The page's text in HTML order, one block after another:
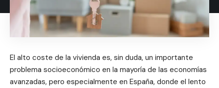
El alto coste de la vivienda es, sin duda, un importante
problema socioeconómico en la mayoría de las economías
avanzadas, pero especialmente en España, donde el lento